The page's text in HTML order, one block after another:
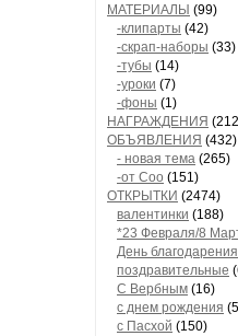
МАТЕРИАЛЫ (99)
-клипарты (42)
-скрап-наборы (33)
-тубы (14)
-уроки (7)
-фоны (1)
НАГРАЖДЕНИЯ
ОБЪЯВЛЕНИЯ (432)
- новая тема (265)
-от Соо (151)
ОТКРЫТКИ (2474)
валентинки (188)
*23 Февраля/8
День благодарения
поздравительные
С Вербным (16)
с днем рождения
с Пасхой (150)